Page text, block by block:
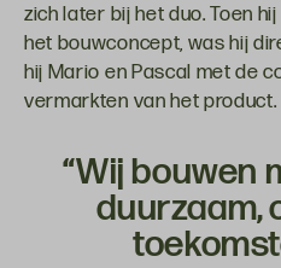
zich later bij het duo. Toen
het bouwconcept, was hij
hij Mario en Pascal met de
vermarkten van het product.
“Wij bouwen
duurzaam,